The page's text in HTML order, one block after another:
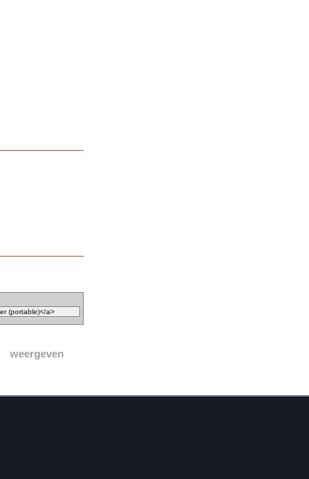
weergeven